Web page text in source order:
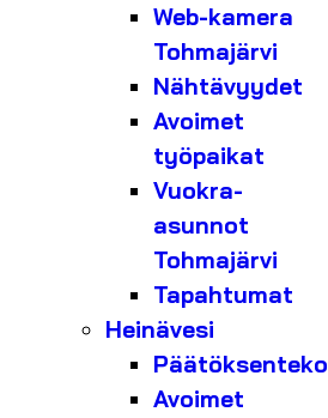
Web-kamera
Tohmajärvi
Nähtävyydet
Avoimet
työpaikat
Vuokra-
asunnot
Tohmajärvi
Tapahtumat
Heinävesi
Päätöksenteko
Avoimet